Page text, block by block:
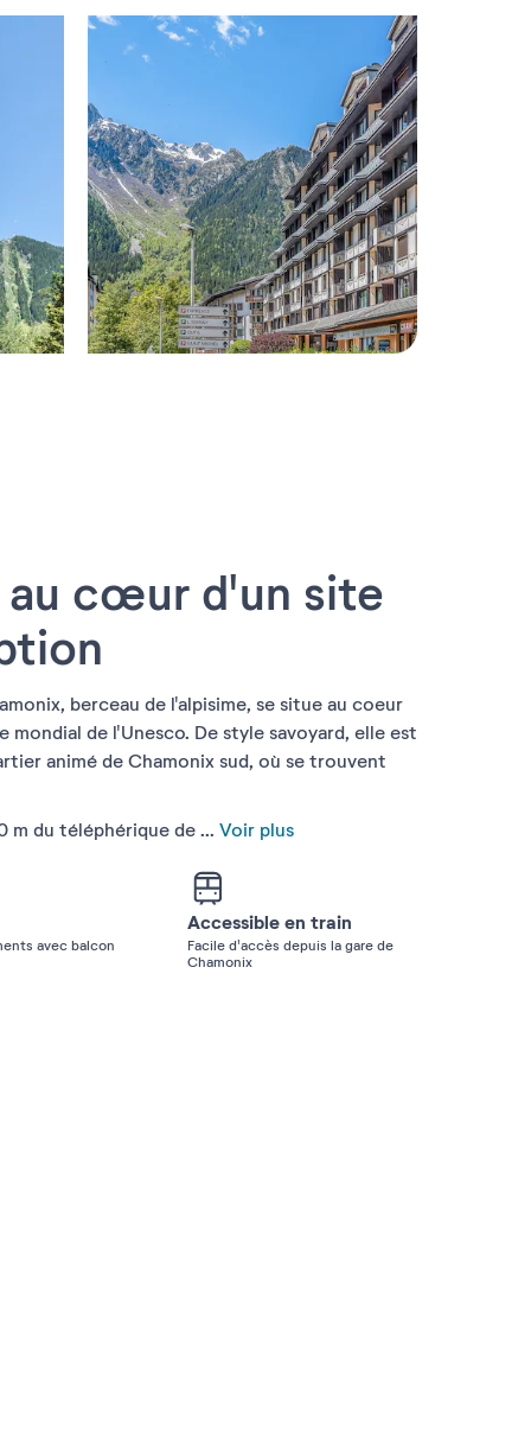
cœur d'un site
berceau de l'alpisime, se situe au coeur
de l'Unesco. De style savoyard, elle est
animé de Chamonix sud, où se trouvent
m du téléphérique de... Voir plus
avec balcon
Accessible en train
Facile d'accès depuis la gare de
Chamonix